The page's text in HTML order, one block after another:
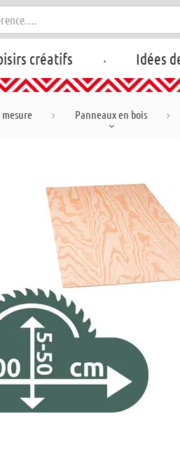
créatifs . Idées
mesure Panneaux en bois